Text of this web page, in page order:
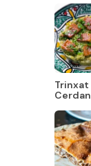
Trinxat